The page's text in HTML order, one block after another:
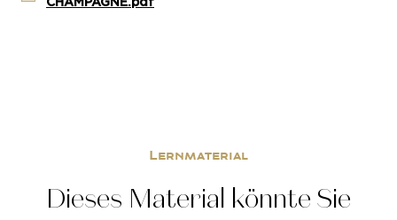
Lernmaterial
Dieses Material könnte Sie